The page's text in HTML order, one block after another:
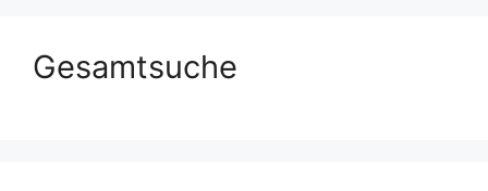
Gesamtsuche